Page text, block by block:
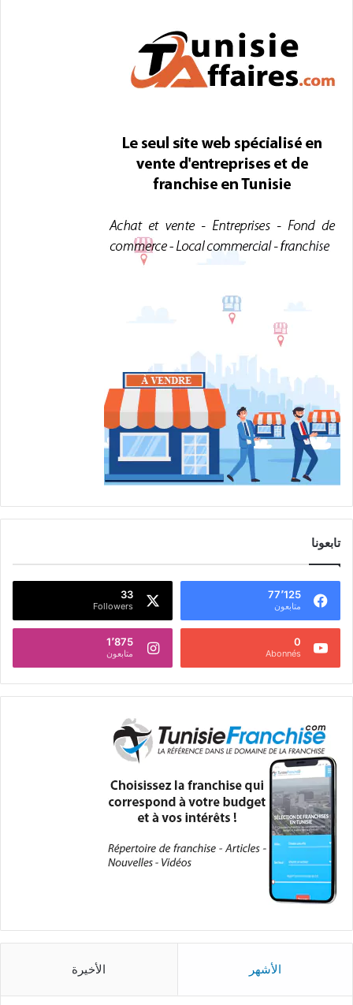
تابعونا
77٬125
متابعون
33
Followers
0
Abonnés
1٬875
متابعون
الأشهر الأخيرة